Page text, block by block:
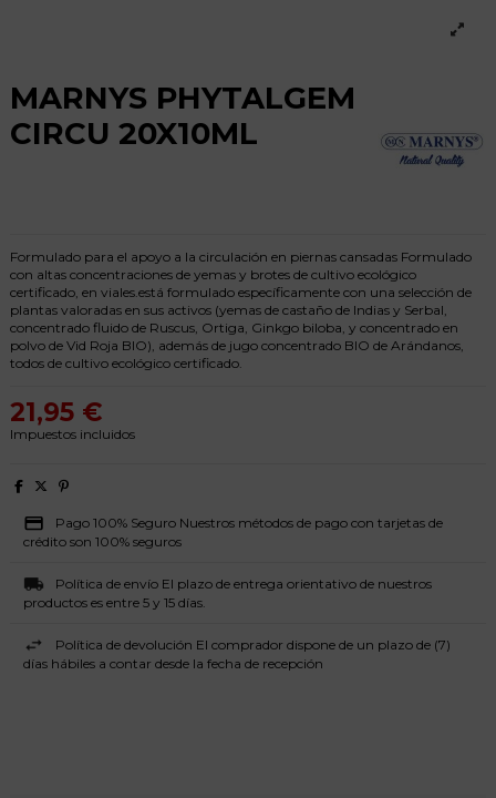
MARNYS PHYTALGEM
CIRCU 20X10ML
Formulado para el apoyo a la circulación en piernas cansadas Formulado
con altas concentraciones de yemas y brotes de cultivo ecológico
certificado, en viales.está formulado específicamente con una selección de
plantas valoradas en sus activos (yemas de castaño de Indias y Serbal,
concentrado fluido de Ruscus, Ortiga, Ginkgo biloba, y concentrado en
polvo de Vid Roja BIO), además de jugo concentrado BIO de Arándanos,
todos de cultivo ecológico certificado.
21,95 €
Impuestos incluidos
Pago 100% Seguro Nuestros métodos de pago con tarjetas de
crédito son 100% seguros
Política de envío El plazo de entrega orientativo de nuestros
productos es entre 5 y 15 días.
Política de devolución El comprador dispone de un plazo de (7)
días hábiles a contar desde la fecha de recepción